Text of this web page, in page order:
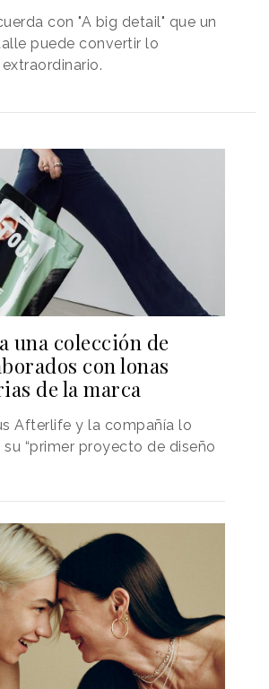
con "A big detail" que un
puede convertir lo
una colección de
con lonas
de la marca
Afterlife y la compañía lo
“primer proyecto de diseño